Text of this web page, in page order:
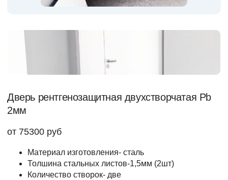
Дверь рентгенозащитная двухстворчатая Pb
2мм
от 75300 руб
Материал изготовления- сталь
Толшина стальных листов-1,5мм (2шт)
Количество створок- две